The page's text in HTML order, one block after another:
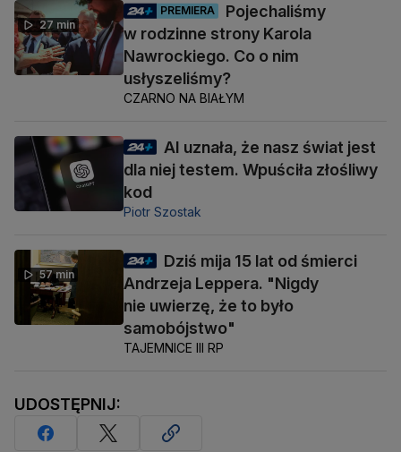
27 min
PREMIERA
Pojechaliśmy
w rodzinne strony Karola
Nawrockiego. Co o nim
usłyszeliśmy?
CZARNO NA BIAŁYM
AI uznała, że nasz świat jest
dla niej testem. Wpuściła złośliwy
kod
Piotr Szostak
57 min
Dziś mija 15 lat od śmierci
Andrzeja Leppera. "Nigdy
nie uwierzę, że to było
samobójstwo"
TAJEMNICE III RP
UDOSTĘPNIJ: